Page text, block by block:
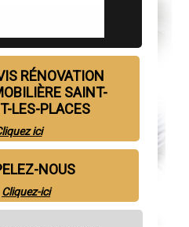
RÉNOVATION
SAINT-
LES-PLACES
ici
NOUS
Cliquez-ici